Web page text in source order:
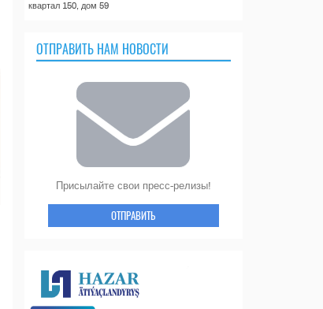
квартал 150, дом 59
ОТПРАВИТЬ НАМ НОВОСТИ
Присылайте свои пресс-релизы!
ОТПРАВИТЬ